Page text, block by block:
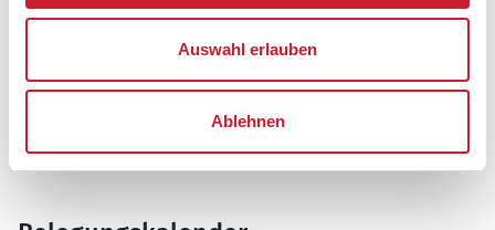
Auswahl erlauben
Ablehnen